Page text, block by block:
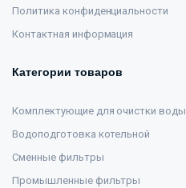
Политика конфиденциальности
Контактная информация
Категории товаров
Комплектующие для очистки воды
Водоподготовка котельной
Сменные фильтры
Промышленные фильтры